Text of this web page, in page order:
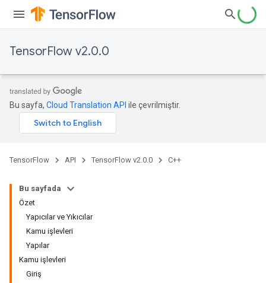
TensorFlow v2.0.0
Bu sayfa, Cloud Translation API ile çevrilmiştir.
TensorFlow API TensorFlow v2.0.0 C++
Bu sayfada
Özet
Yapıcılar ve Yıkıcılar
Kamu işlevleri
Yapılar
Kamu işlevleri
Giriş